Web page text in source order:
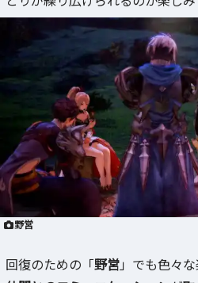
野営
回復のための「野営」でも色々